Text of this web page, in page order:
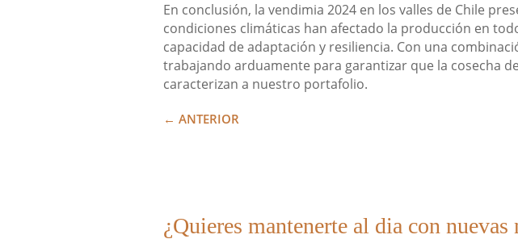
En conclusión, la vendimia 2024 en los valles de Chile
condiciones climáticas han afectado la producción en
capacidad de adaptación y resiliencia. Con una
trabajando arduamente para garantizar que la cosecha
caracterizan a nuestro portafolio.
← ANTERIOR
¿Quieres mantenerte al dia con nuevas